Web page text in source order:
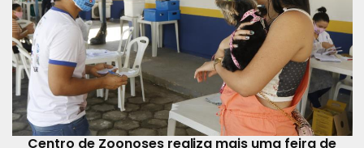
Centro de Zoonoses realiza mais uma feira de